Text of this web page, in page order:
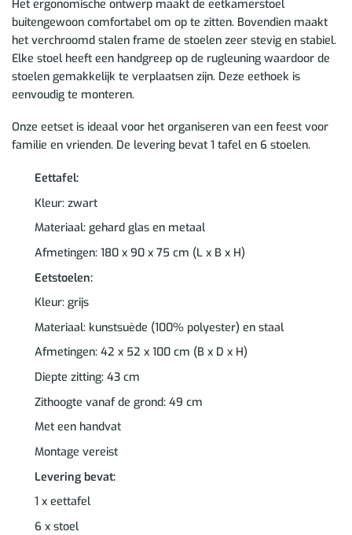
Het ergonomische ontwerp maakt de eetkamerstoel
buitengewoon comfortabel om op te zitten. Bovendien maakt
het verchroomd stalen frame de stoelen zeer stevig en stabiel.
Elke stoel heeft een handgreep op de rugleuning waardoor de
stoelen gemakkelijk te verplaatsen zijn. Deze eethoek is
eenvoudig te monteren.
Onze eetset is ideaal voor het organiseren van een feest voor
familie en vrienden. De levering bevat 1 tafel en 6 stoelen.
Eettafel:
Kleur: zwart
Materiaal: gehard glas en metaal
Afmetingen: 180 x 90 x 75 cm (L x B x H)
Eetstoelen:
Kleur: grijs
Materiaal: kunstsuède (100% polyester) en staal
Afmetingen: 42 x 52 x 100 cm (B x D x H)
Diepte zitting: 43 cm
Zithoogte vanaf de grond: 49 cm
Met een handvat
Montage vereist
Levering bevat:
1 x eettafel
6 x stoel